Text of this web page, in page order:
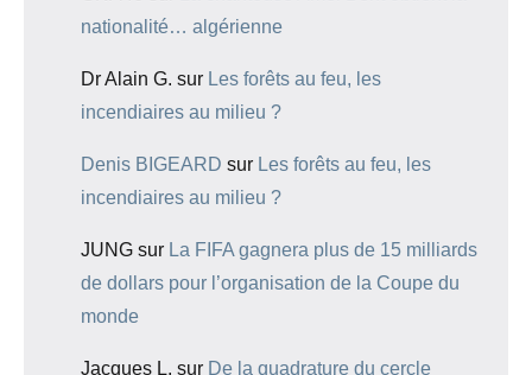
nationalité… algérienne
Dr Alain G. sur Les forêts au feu, les
incendiaires au milieu ?
Denis BIGEARD sur Les forêts au feu, les
incendiaires au milieu ?
JUNG sur La FIFA gagnera plus de 15 milliards
de dollars pour l’organisation de la Coupe du
monde
Jacques L. sur De la quadrature du cercle